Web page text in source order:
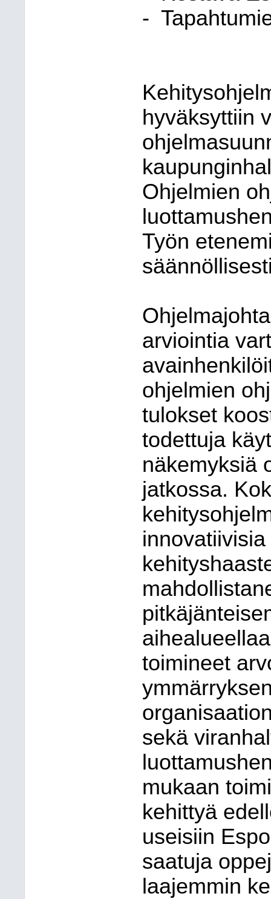
-
hyväksyttiin
Ohjelmien
Työn
arviointia
ohjelmien
tulokset
todettuja
näkemyksiä
jatkossa.
toimineet
sekä
mukaan
kehittyä
useisiin
saatuja
laajemmin